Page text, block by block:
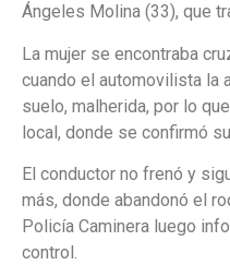
Ángeles Molina (33), que
La mujer se encontraba
cuando el automovilista la
suelo, malherida, por lo
local, donde se confirmó
El conductor no frenó y
más, donde abandonó el
Policía Caminera luego
control.